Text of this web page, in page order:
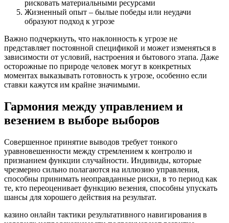
рисковать материальными ресурсами
Жизненный опыт – былые победы или неудачи
образуют подход к угрозе
Важно подчеркнуть, что наклонность к угрозе не
представляет постоянной спецификой и может изменяться в
зависимости от условий, настроения и бытового этапа. Даже
осторожные по природе человек могут в конкретных
моментах выказывать готовность к угрозе, особенно если
ставки кажутся им крайне значимыми.
Гармония между управлением и
везением в выборе выборов
Совершенное принятие выводов требует тонкого
уравновешенности между стремлением к контролю и
признанием функции случайности. Индивиды, которые
чрезмерно сильно полагаются на иллюзию управления,
способны принимать неоправданные риски, в то период как
те, кто переоценивает функцию везения, способны упускать
шансы для хорошего действия на результат.
казино онлайн тактики результативного навигирования в